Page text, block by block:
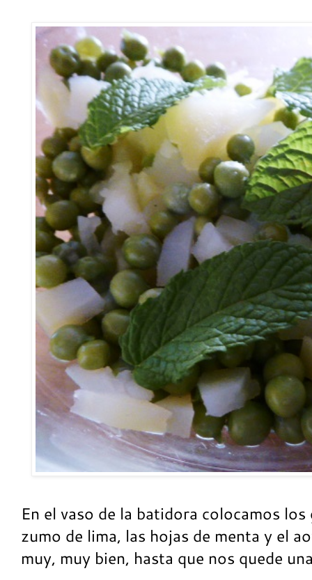
En el vaso de la batidora colocamos
zumo de lima, las hojas de menta y el
muy, muy bien, hasta que nos quede